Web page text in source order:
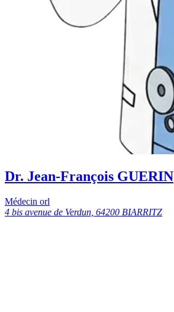
Dr. Jean-François GUERIN
Médecin orl
4 bis avenue de Verdun, 64200 BIARRITZ